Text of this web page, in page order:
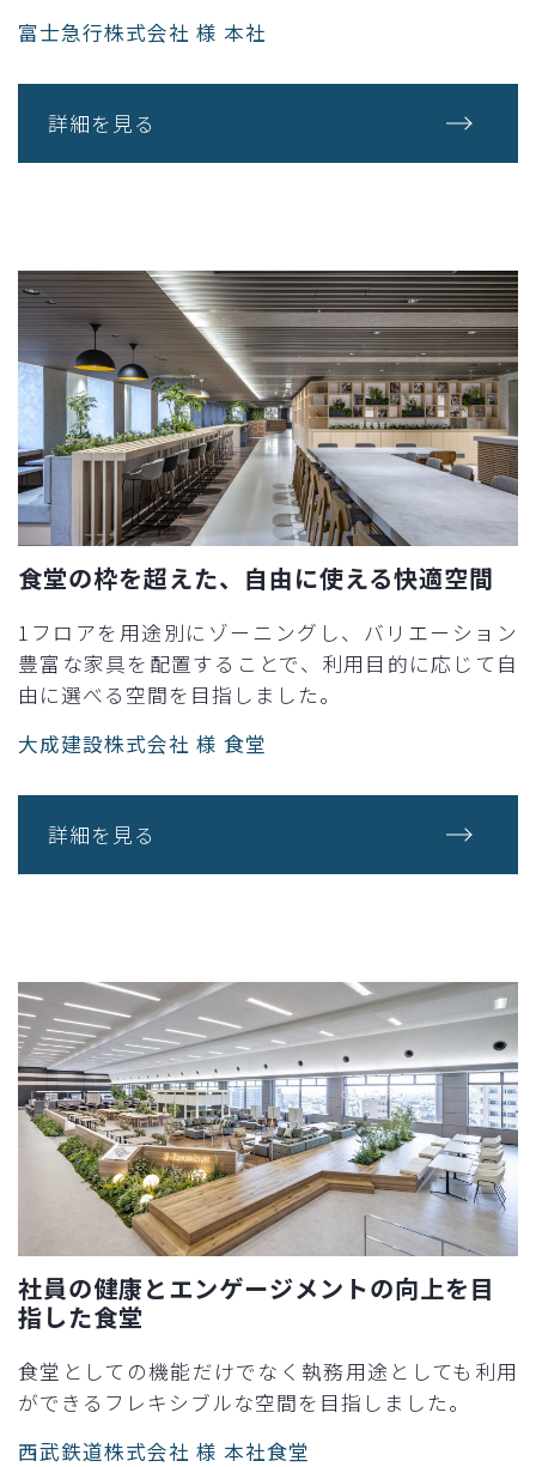
富士急行株式会社 様 本社
詳細を見る
食堂の枠を超えた、自由に使える快適空間
1フロアを用途別にゾーニングし、バリエーション
豊富な家具を配置することで、利用目的に応じて自
由に選べる空間を目指しました。
大成建設株式会社 様 食堂
詳細を見る
社員の健康とエンゲージメントの向上を目
指した食堂​
食堂としての機能だけでなく執務用途としても利用
ができるフレキシブルな空間を目指しました。​
西武鉄道株式会社 様 本社食堂​